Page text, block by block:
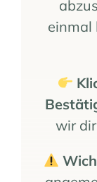
einmal
wir